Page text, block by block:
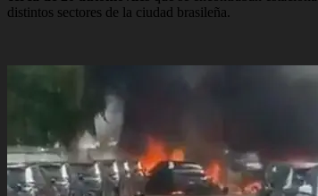
distintos sectores de la ciudad brasileña.